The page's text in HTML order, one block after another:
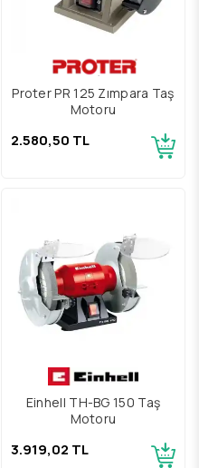
Proter PR 125 Zımpara Taş
Motoru
2.580,50 TL
Einhell TH-BG 150 Taş
Motoru
3.919,02 TL